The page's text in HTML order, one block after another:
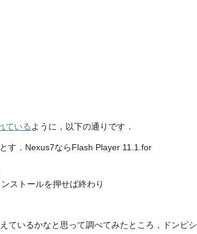
ている ように，以下の通りです．
す．Nexus7ならFlash Player 11.1.for
ストールを押せば終わり
ているかなと思って調べてみたところ，ドンピシ